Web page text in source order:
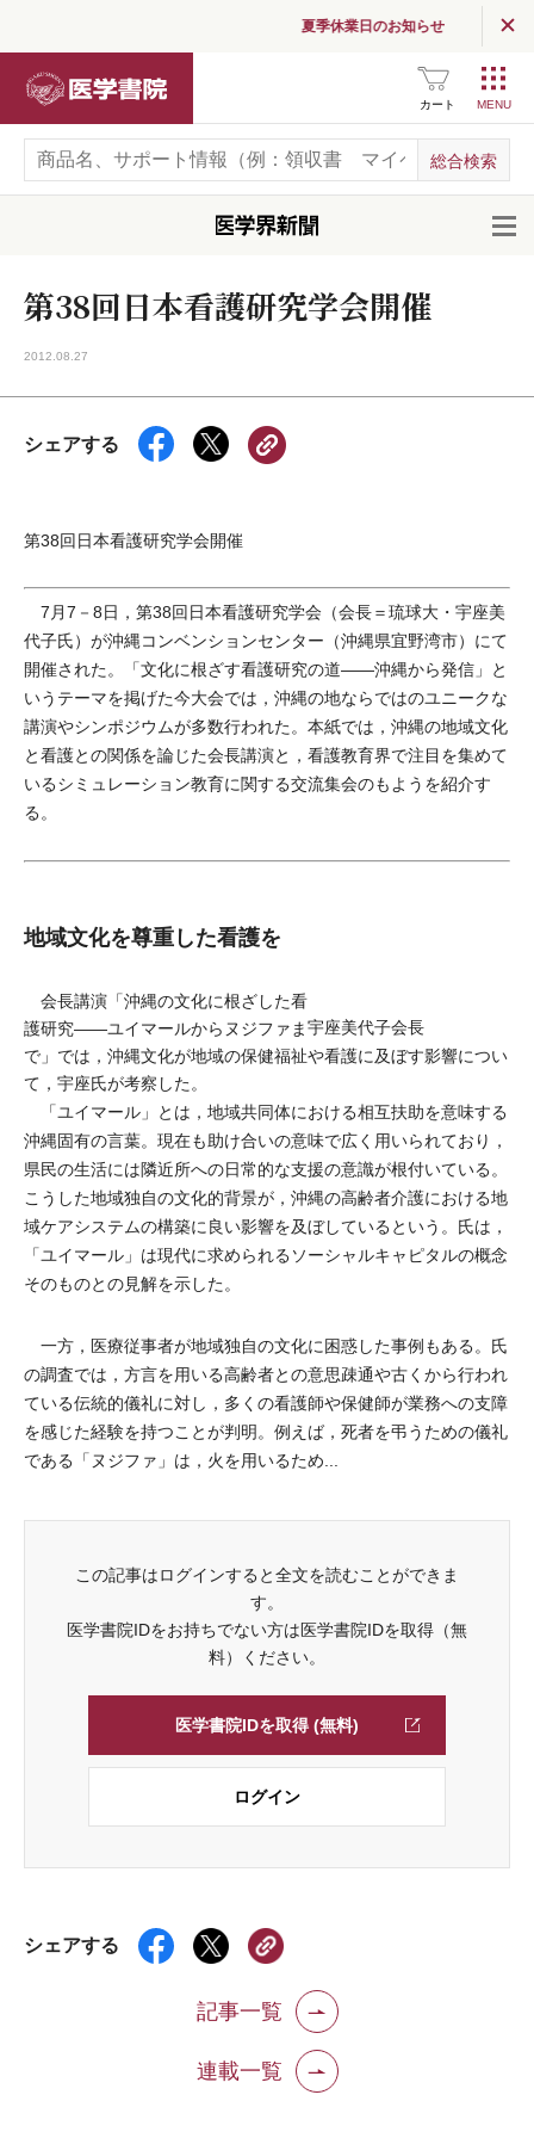
夏季休業日のお知らせ
カート
第38回日本看護研究学会開催
2012.08.27
シェアする
第38回日本看護研究学会開催
7月7－8日，第38回日本看護研究学会（会長＝琉球大・宇座美
代子氏）が沖縄コンベンションセンター（沖縄県宜野湾市）にて
開催された。「文化に根ざす看護研究の道――沖縄から発信」と
いうテーマを掲げた今大会では，沖縄の地ならではのユニークな
講演やシンポジウムが多数行われた。本紙では，沖縄の地域文化
と看護との関係を論じた会長講演と，看護教育界で注目を集めて
いるシミュレーション教育に関する交流集会のもようを紹介す
る。
地域文化を尊重した看護を
宇座美代子会長
会長講演「沖縄の文化に根ざした看
護研究――ユイマールからヌジファま
で」では，沖縄文化が地域の保健福祉や看護に及ぼす影響につい
て，宇座氏が考察した。
「ユイマール」とは，地域共同体における相互扶助を意味する
沖縄固有の言葉。現在も助け合いの意味で広く用いられており，
県民の生活には隣近所への日常的な支援の意識が根付いている。
こうした地域独自の文化的背景が，沖縄の高齢者介護における地
域ケアシステムの構築に良い影響を及ぼしているという。氏は，
「ユイマール」は現代に求められるソーシャルキャピタルの概念
そのものとの見解を示した。
一方，医療従事者が地域独自の文化に困惑した事例もある。氏
の調査では，方言を用いる高齢者との意思疎通や古くから行われ
ている伝統的儀礼に対し，多くの看護師や保健師が業務への支障
を感じた経験を持つことが判明。例えば，死者を弔うための儀礼
である「ヌジファ」は，火を用いるため...
この記事はログインすると全文を読むことができま
す。
医学書院IDをお持ちでない方は医学書院IDを取得（無
料）ください。
医学書院IDを取得 (無料)
ログイン
シェアする
記事一覧
連載一覧